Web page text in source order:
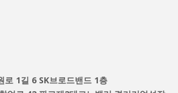
로 1길 6 SK브로드밴드 1층